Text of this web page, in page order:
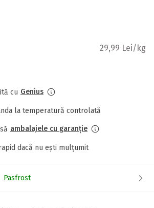
29,99 Lei/kg
cu Genius
la temperatură controlată
ambalajele cu garanție
dacă nu ești mulțumit
Pasfrost